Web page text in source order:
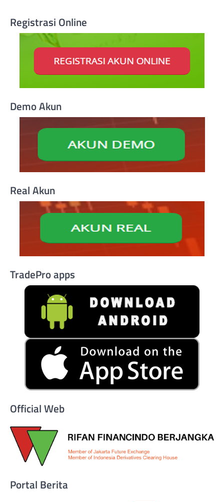
Registrasi Online
Demo Akun
Real Akun
TradePro apps
Official Web
Portal Berita